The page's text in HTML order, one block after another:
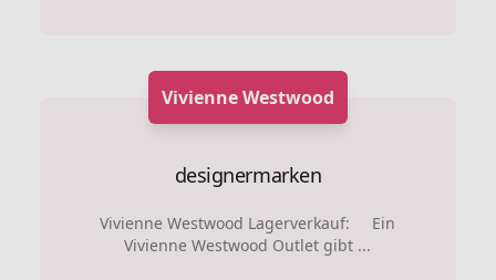
Vivienne Westwood
designermarken
Vivienne Westwood Lagerverkauf: Ein
Vivienne Westwood Outlet gibt ...